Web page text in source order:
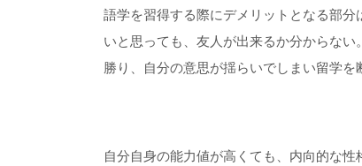
語学を習得する際にデメリットとなる部
いと思っても、友人が出来るか分からな
勝り、自分の意思が揺らいでしまい留学を
自分自身の能力値が高くても、内向的な